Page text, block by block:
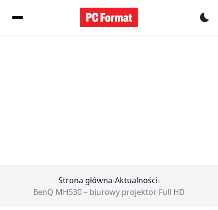
Strona główna›Aktualności›
BenQ MH530 – biurowy projektor Full HD